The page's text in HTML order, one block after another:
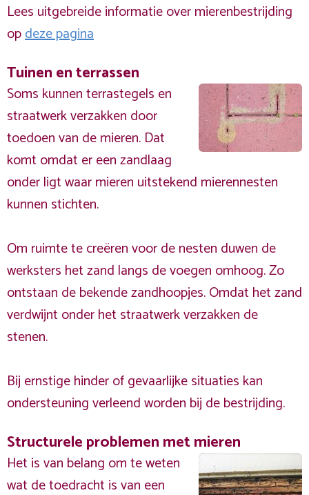
Lees uitgebreide informatie over mierenbestrijding
opdeze pagina
Tuinen en terrassen
Soms kunnen terrastegels en
straatwerk verzakken door
toedoen van de mieren. Dat
komt omdat er een zandlaag
onder ligt waar mieren uitstekend mierennesten
kunnen stichten.
Om ruimte te creëren voor de nesten duwen de
werksters het zand langs de voegen omhoog. Zo
ontstaan de bekende zandhoopjes. Omdat het zand
verdwijnt onder het straatwerk verzakken de
stenen.
Bij ernstige hinder of gevaarlijke situaties kan
ondersteuning verleend worden bij de bestrijding.
Structurele problemen met mieren
Het is van belang om te weten
wat de toedracht is van een